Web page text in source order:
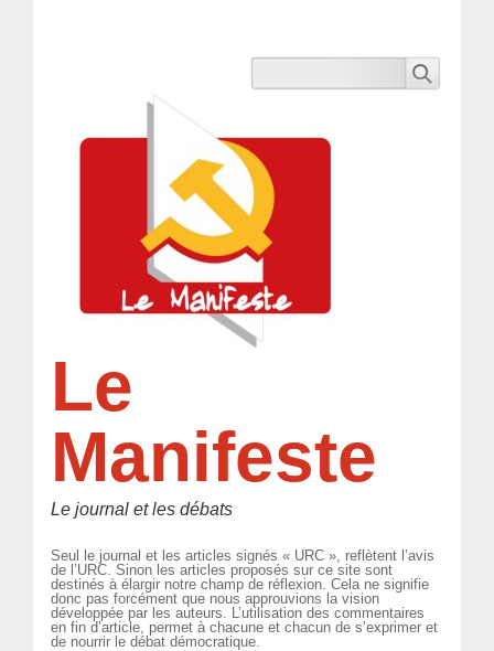
Le
Manifeste
Le journal et les débats
Seul le journal et les articles signés « URC », reflètent l’avis
de l’URC. Sinon les articles proposés sur ce site sont
destinés à élargir notre champ de réflexion. Cela ne signifie
donc pas forcément que nous approuvions la vision
développée par les auteurs. L’utilisation des commentaires
en fin d’article, permet à chacune et chacun de s’exprimer et
de nourrir le débat démocratique.